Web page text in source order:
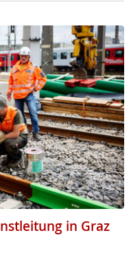
in Graz